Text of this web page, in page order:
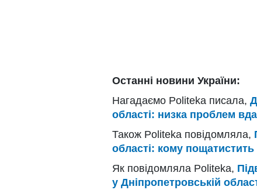
Останні новини України:
Нагадаємо Politeka писала,
області: низка проблем
Також Politeka повідомляла,
області: кому
Як повідомляла Politeka,
у Дніпропетровській